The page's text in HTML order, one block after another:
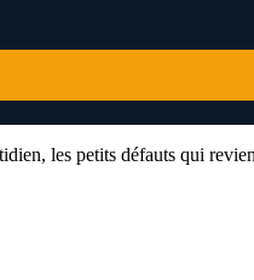
les petits défauts qui